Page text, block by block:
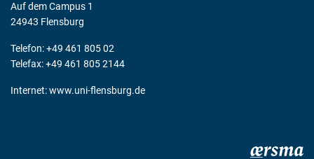
Auf dem Campus 1
24943 Flensburg
Telefon: +49 461 805 02
Telefax: +49 461 805 2144
Internet:www.uni-flensburg.de